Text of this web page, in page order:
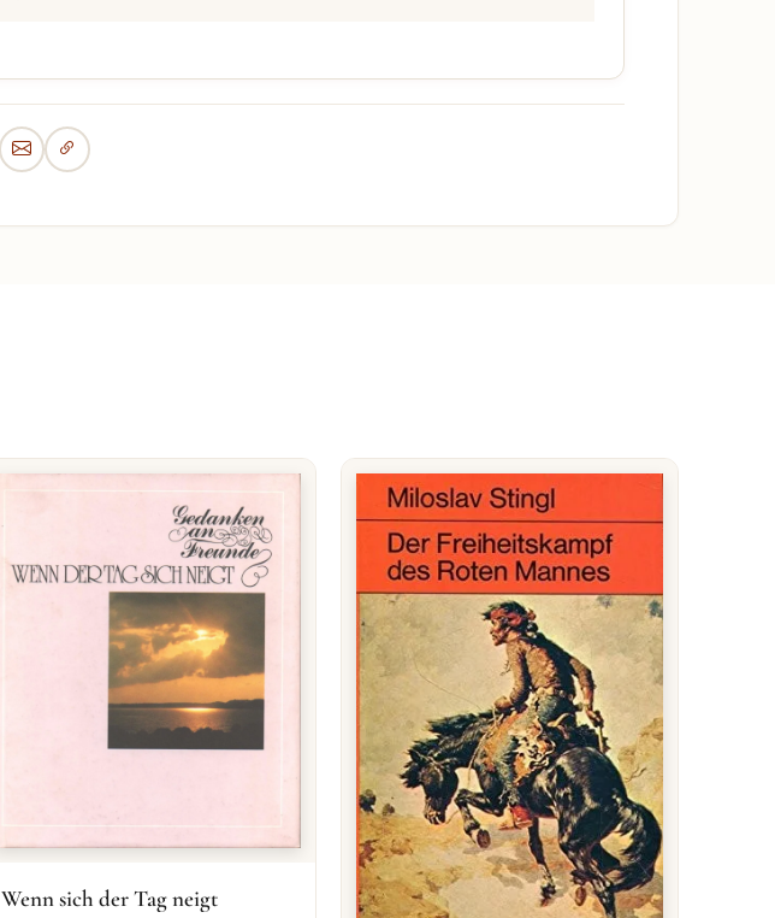
Wenn sich der Tag neigt